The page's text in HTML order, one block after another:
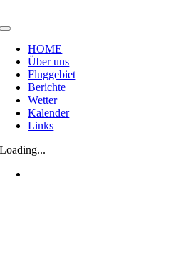
Inhalt
Toggle
Navigation
HOME
Über uns
Fluggebiet
Berichte
Wetter
Kalender
Links
Loading...